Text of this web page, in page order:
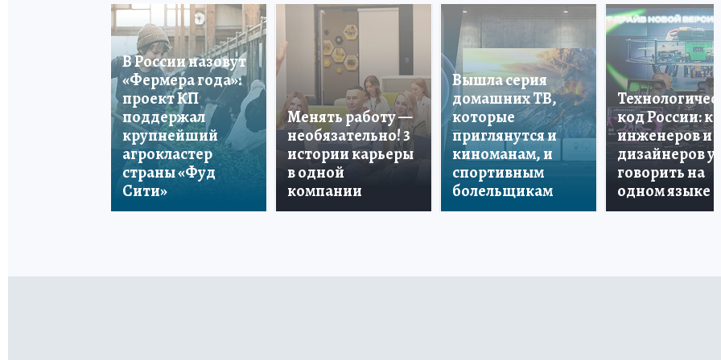
В России назовут
«Фермера года»:
проект КП
поддержал
крупнейший
агрокластер
страны «Фуд
Сити»
Менять работу —
необязательно! 3
истории карьеры
в одной
компании
Вышла серия
домашних ТВ,
которые
приглянутся и
киноманам, и
спортивным
болельщикам
код России: как
инженеров и
дизайнеров
говорить на
одном языке